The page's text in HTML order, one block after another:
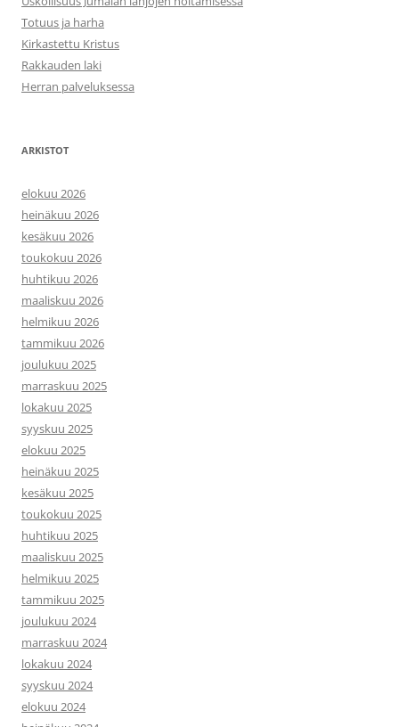
Totuus ja harha
Kirkastettu Kristus
Rakkauden laki
Herran palveluksessa
ARKISTOT
elokuu 2026
heinäkuu 2026
kesäkuu 2026
toukokuu 2026
huhtikuu 2026
maaliskuu 2026
helmikuu 2026
tammikuu 2026
joulukuu 2025
marraskuu 2025
lokakuu 2025
syyskuu 2025
elokuu 2025
heinäkuu 2025
kesäkuu 2025
toukokuu 2025
huhtikuu 2025
maaliskuu 2025
helmikuu 2025
tammikuu 2025
joulukuu 2024
marraskuu 2024
lokakuu 2024
syyskuu 2024
elokuu 2024